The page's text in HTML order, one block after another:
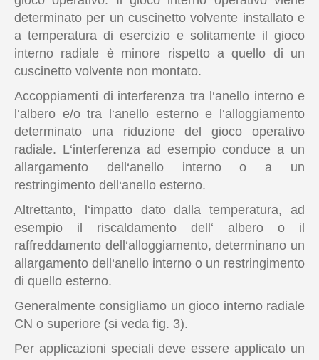
determinato per un cuscinetto volvente installato e
a temperatura di esercizio e solitamente il gioco
interno radiale è minore rispetto a quello di un
cuscinetto volvente non montato.
Accoppiamenti di interferenza tra l‘anello interno e
l‘albero e/o tra l‘anello esterno e l‘alloggiamento
determinato una riduzione del gioco operativo
radiale. L‘interferenza ad esempio conduce a un
allargamento dell‘anello interno o a un
restringimento dell‘anello esterno.
Altrettanto, l‘impatto dato dalla temperatura, ad
esempio il riscaldamento dell‘ albero o il
raffreddamento dell‘alloggiamento, determinano un
allargamento dell‘anello interno o un restringimento
di quello esterno.
Generalmente consigliamo un gioco interno radiale
CN o superiore (si veda fig. 3).
Per applicazioni speciali deve essere applicato un